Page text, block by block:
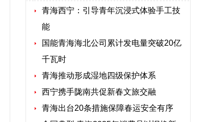
青海西宁：引导青年沉浸式体验手工技
能
国能青海海北公司累计发电量突破20亿
千瓦时
青海推动形成湿地四级保护体系
西宁携手陇南共促新春文旅交融
青海出台20条措施保障春运安全有序